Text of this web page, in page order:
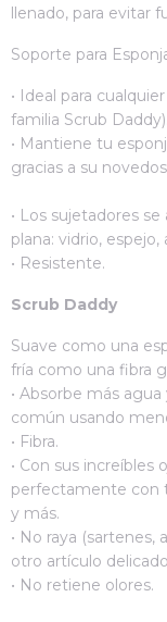
llenado, para evitar
Soporte para
• Ideal para
familia Scrub Daddy).
• Mantiene tu
gracias a su
• Los sujetadores
plana: vidrio,
• Resistente.
Scrub Daddy
Suave como una
fría como una fibra
• Absorbe más
común usando
• Fibra.
• Con sus increíbles
perfectamente con
y
• No raya
otro artículo
• No